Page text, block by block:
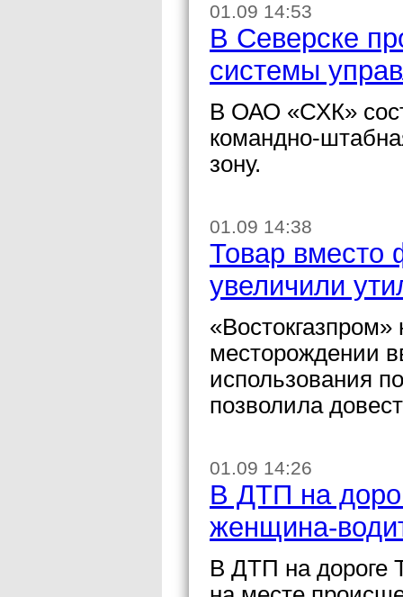
01.09 14:53
В Северске
системы
В ОАО «СХК»
командно-
зону.
01.09 14:38
Товар вместо
увеличили
месторождении
использования
позволила
01.09 14:26
В ДТП на
женщина-
В ДТП на дороге